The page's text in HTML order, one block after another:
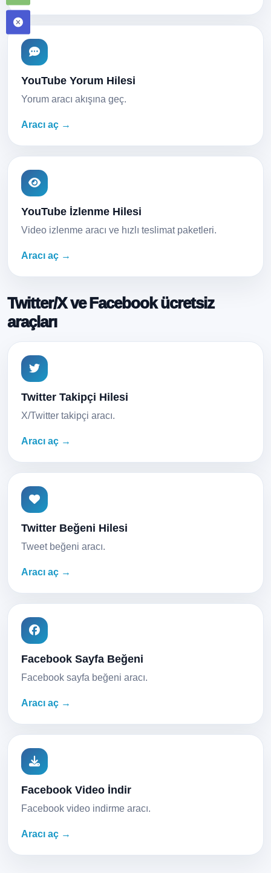
YouTube Yorum Hilesi
Yorum aracı akışına geç.
Aracı aç →
YouTube İzlenme Hilesi
Video izlenme aracı ve hızlı teslimat paketleri.
Aracı aç →
Twitter/X ve Facebook ücretsiz
araçları
Twitter Takipçi Hilesi
X/Twitter takipçi aracı.
Aracı aç →
Twitter Beğeni Hilesi
Tweet beğeni aracı.
Aracı aç →
Facebook Sayfa Beğeni
Facebook sayfa beğeni aracı.
Aracı aç →
Facebook Video İndir
Facebook video indirme aracı.
Aracı aç →